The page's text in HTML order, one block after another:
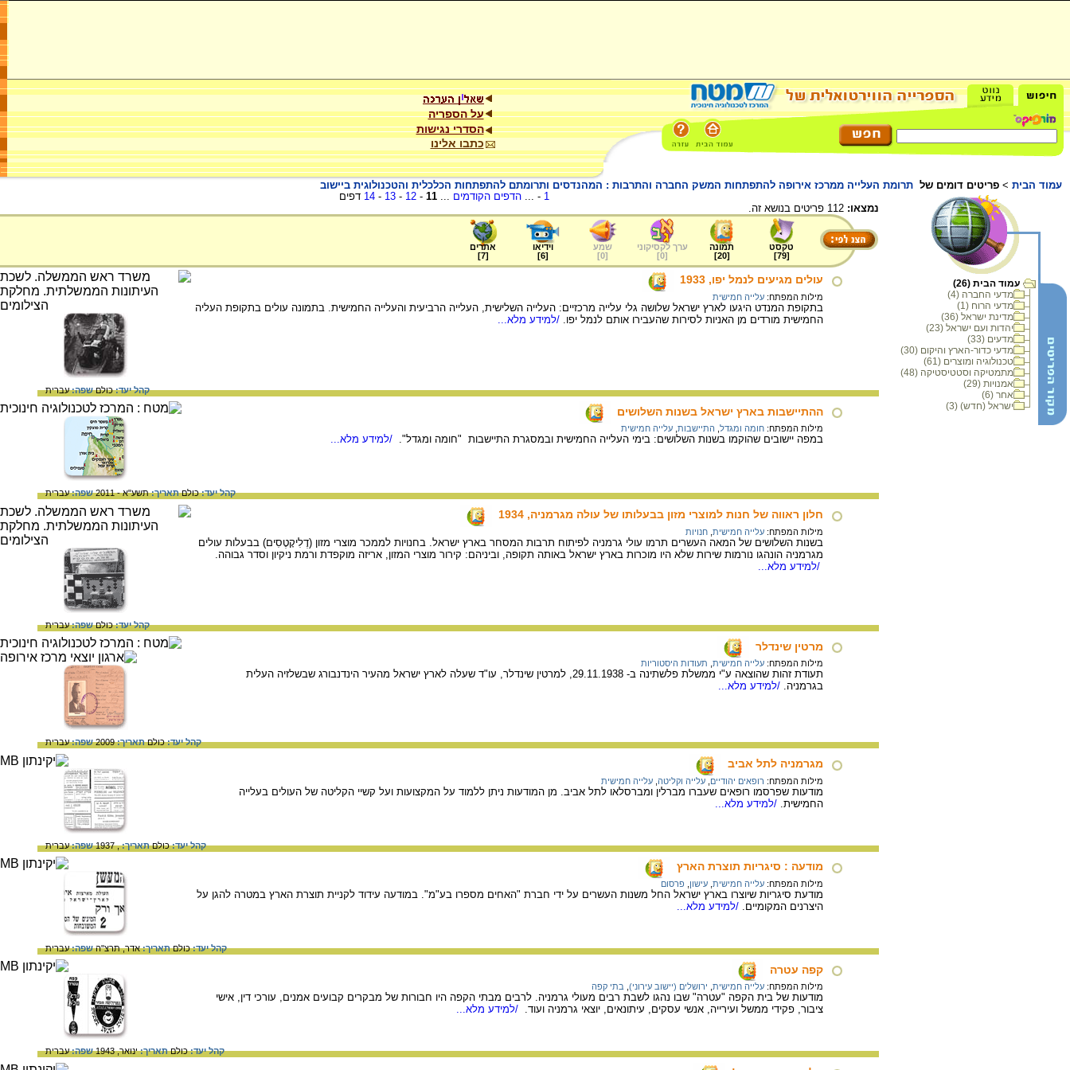
על הספריה
הסדרי נגישות
כתבו אלינו
עמוד הבית > פריטים דומים של תרומת העלייה ממרכז אירופה להתפתחות המשק החברה והתרבות : המהנדסים ותרומתם להתפתחות הכלכלית והטכנולוגית ביישוב
עמוד הבית (26)
מדעי החברה (4)
מדעי הרוח (1)
מדינת ישראל (36)
יהדות ועם ישראל (23)
מדעים (33)
מדעי כדור-הארץ והיקום (30)
טכנולוגיה ומוצרים (61)
מתמטיקה וסטטיסטיקה (48)
אמנויות (29)
אחר (6)
ישראל (חדש) (3)
1
- ... הדפים הקודמים ...
11
-
12
-
13
-
14 דפים
נמצאו:
טקסט
[
79
]
תמונה
[
20
]
ערך לקסיקוני
[
0
]
שמע
[
0
]
וידיאו
[
6
]
אתרים
[
7
]
עולים מגיעים לנמל יפו, 1933
מילות המפתח: עלייה חמישית
בתקופת המנדט היגעו לארץ ישראל שלושה גלי עלייה מרכזיים: העלייה השלישית, העלייה הרביעית והעלייה החמישית. בתמונה עולים בתקופת העליה
החמישית מורדים מן האניות לסירות שהעבירו אותם לנמל יפו. /למידע מלא...
קהל יעד:כולםשפה:עברית
ההתיישבות בארץ ישראל בשנות השלושים
מילות המפתח: חומה ומגדל התיישבות עלייה חמישית
במפה יישובים שהוקמו בשנות השלושים: בימי העלייה החמישית ובמסגרת התיישבות "חומה ומגדל". /למידע מלא...
קהל יעד:כולםתאריך:תשע"א - 2011 שפה:עברית
חלון ראווה של חנות למוצרי מזון בבעלותו של עולה מגרמניה, 1934
מילות המפתח: עלייה חמישית חנויות
בשנות השלושים של המאה העשרים תרמו עולי גרמניה לפיתוח תרבות המסחר בארץ ישראל. בחנויות לממכר מוצרי מזון (דֶלִיקָטֶסִים) בבעלות עולים
מגרמניה הונהגו נורמות שירות שלא היו מוכרות בארץ ישראל באותה תקופה, וביניהם: קירור מוצרי המזון, אריזה מוקפדת ורמת ניקיון וסדר גבוהה.
/למידע מלא...
קהל יעד:כולםשפה:עברית
מרטין שינדלר
מילות המפתח: עלייה חמישית תעודות היסטוריות
תעודת זהות שהוצאה ע"י ממשלת פלשתינה ב- 29.11.1938, למרטין שינדלר, עו"ד שעלה לארץ ישראל מהעיר הינדנבורג שבשלזיה העלית
בגרמניה. /למידע מלא...
קהל יעד:כולםתאריך:2009 שפה:עברית
מגרמניה לתל אביב
מילות המפתח: רופאים יהודיים עלייה וקליטה עלייה חמישית
מודעות שפרסמו רופאים שעברו מברלין ומברסלאו לתל אביב. מן המודעות ניתן ללמוד על המקצועות ועל קשיי הקליטה של העולים בעלייה
החמישית. /למידע מלא...
קהל יעד:כולםתאריך:, 1937 שפה:עברית
מודעה : סיגריות תוצרת הארץ
מילות המפתח: עלייה חמישית עישון פרסום
מודעת סיגריות שיוצרו בארץ ישראל החל משנות העשרים על ידי חברת "האחים מספרו בע"מ". במודעה עידוד לקניית תוצרת הארץ במטרה להגן על
היצרנים המקומיים. /למידע מלא...
קהל יעד:כולםתאריך:אדר, תרצ"השפה:עברית
קפה עטרה
מילות המפתח: עלייה חמישית ירושלים (יישוב עירוני) בתי קפה
מודעות של בית הקפה "עטרה" שבו נהגו לשבת רבים מעולי גרמניה. לרבים מבתי הקפה היו חבורות של מבקרים קבועים אמנים, עורכי דין, אישי
ציבור, פקידי ממשל ועירייה, אנשי עסקים, עיתונאים, יוצאי גרמניה ועוד. /למידע מלא...
קהל יעד:כולםתאריך:ינואר, 1943 שפה:עברית